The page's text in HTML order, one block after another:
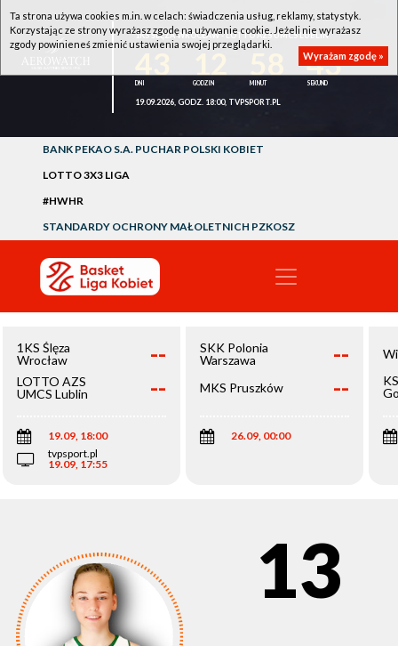
1KS ŚLĘZA WROCŁAW - LOTTO AZS UMCS LUBLIN
42
19.09.2026, GODZ. 18:00, TVPSPORT.PL
BANK PEKAO S.A. PUCHAR POLSKI KOBIET
LOTTO 3X3 LIGA
#HWHR
STANDARDY OCHRONY MAŁOLETNICH PZKOSZ
1KS Ślęza
Wrocław
--
LOTTO AZS
UMCS Lublin
--
19.09, 18:00
tvpsport.pl
19.09, 17:55
SKK Polonia
Warszawa
--
MKS Pruszków --
26.09, 00:00
13
Ta strona używa cookies m.in. w celach: świadczenia usług, reklamy, statystyk.
Korzystając ze strony wyrażasz zgodę na używanie cookie. Jeżeli nie wyrażasz
zgody powinieneś zmienić ustawienia swojej przeglądarki.
Wyrażam zgodę »